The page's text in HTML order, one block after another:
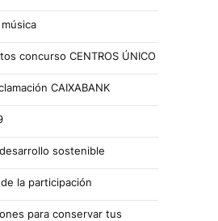
concurso CENTROS ÚNICO
CAIXABANK
sostenible
la participación
para conservar tus